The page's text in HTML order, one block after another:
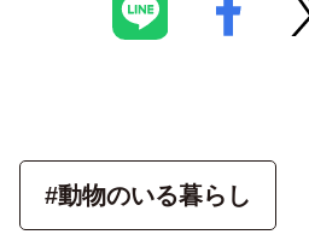
#動物のいる暮らし